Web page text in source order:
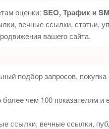
оценки: SEO, Трафик и
вечные ссылки, статьи,
вашего сайта.
подбор запросов,
чем 100 показателям и
ссылки, вечные ссылки,